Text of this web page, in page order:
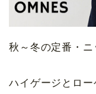
秋～冬の定番・ニ
ハイゲージとロ